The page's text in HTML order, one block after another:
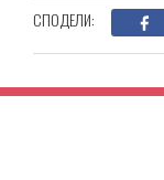
СПОДЕЛИ: